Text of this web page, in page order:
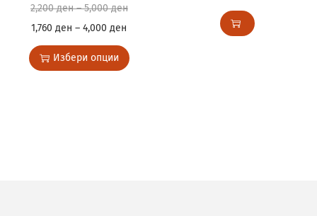
2,200ден–5,000ден
1,760ден –4,000ден
Избери опции